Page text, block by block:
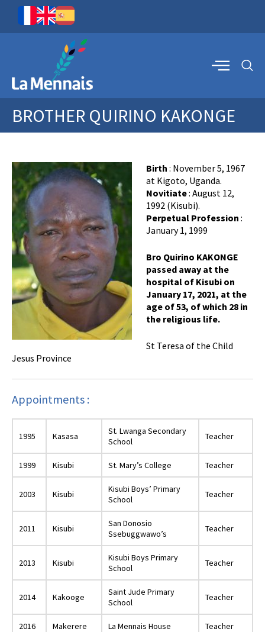
BROTHER QUIRINO KAKONGE
Birth : November 5, 1967
at Kigoto, Uganda.
Novitiate: August 12,
1992 (Kisubi).
Perpetual Profession :
January 1, 1999
Bro Quirino KAKONGE
passed away at the
hospital of Kisubi on
January 17, 2021, at the
age of 53, of which 28 in
the religious life.
St Teresa of the Child
Jesus Province
Appointments :
1995 Kasasa
St. Lwanga Secondary
School
Teacher
1999 Kisubi St. Mary’s College Teacher
2003 Kisubi
Kisubi Boys’ Primary
School
Teacher
2011 Kisubi
San Donosio
Ssebuggwawo’s
Teacher
2013 Kisubi
Kisubi Boys Primary
School
Teacher
2014 Kakooge
Saint Jude Primary
School
Teacher
2016 Makerere La Mennais House Teacher